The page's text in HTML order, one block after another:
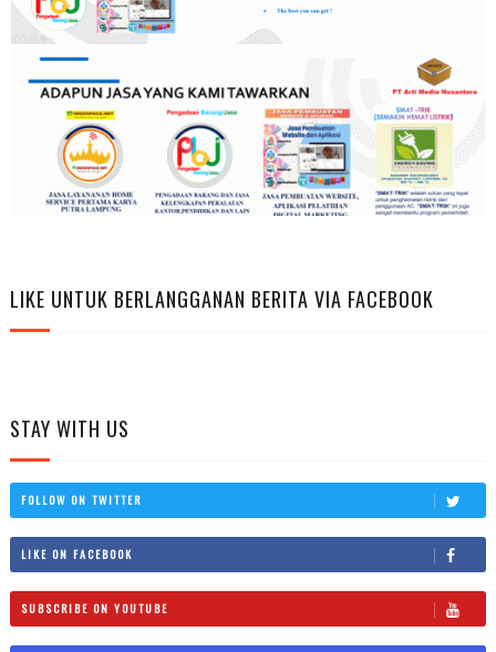
LIKE UNTUK BERLANGGANAN BERITA VIA FACEBOOK
STAY WITH US
FOLLOW ON TWITTER
LIKE ON FACEBOOK
SUBSCRIBE ON YOUTUBE